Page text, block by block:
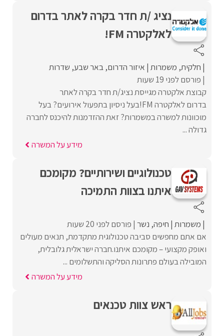
נציג /ת חדר בקרה לאתר בדרום
לאלקטרה FM!
חלקית משמרות איזור הדרום באר שבע שדרות
פורסם לפני 19 שעות
קבוצת אלקטרה מגייסת נציג/ת חדר בקרה לאתר
בדרום לאלקטרה FM!בעל ניסיון בתפעול אירועים? בעל
מוכוונות למשרה במשמרות? זאת ההזדמנות להיכנס לחברה
גדולה ...
מידע על המשרה
טכנולוגיים ושירותיים? מקומכם
איתנו בצוות התמיכה
משמרות חיפה נשר פורסם לפני 20 שעות
אם אתם מחפשים סביבה טכנולוגית מתקדמת, תנאים מעולים
ואופק מקצועי – מקומכם איתנו.חברה ישראלית גלובלית,
המובילה בעולם פתרונות הסליקה והתשלומים ...
מידע על המשרה
ראש צוות טכנאים